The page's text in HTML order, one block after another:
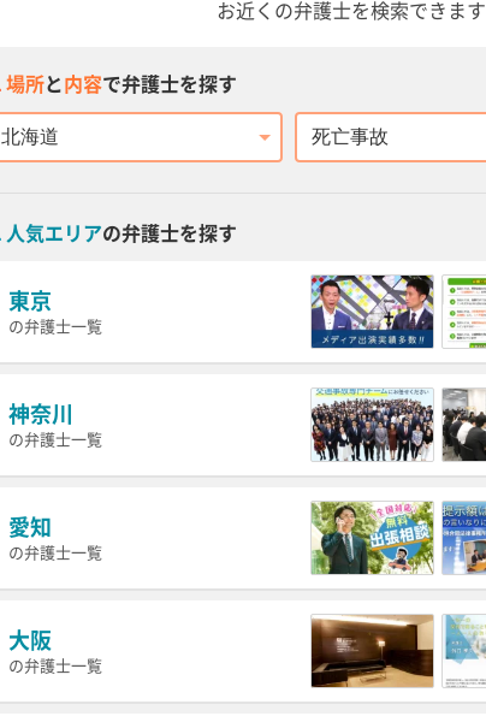
お近くの弁護士を検索できます
場所と 内容で弁護士を探す
都道府県 相談内容
人気エリアの弁護士を探す
東京
の弁護士一覧
神奈川
の弁護士一覧
愛知
の弁護士一覧
大阪
の弁護士一覧